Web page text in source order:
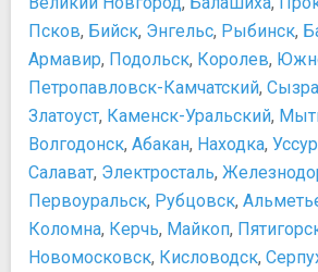
Музей русской водки
Музей Фаберже
Музей-квартира А. С. Пушкина
Музей-квартира А.А. Блока
Музей-квартира А.И. Куинджи
Музей-квартира Н. А. Некрасова
Музей-квартира Н. А. Римского-
Музей-усадьба И.Е.Репина "Пенаты"
Музейный комплекс "Вселенная
График разводки мостов 2016
Как добраться до Пулково?
О парковках в центре города
О транспорте
Приложения для заказа такси
Самое глубокое метро в России
Схема метро со временем ходьбы
Безопасность
В темное время суток лучше
Не выставляйте на показ ценную
Псков, Бийск, Энгельс, Рыбинск,
Армавир, Подольск, Королев,
Петропавловск-Камчатский,
Златоуст, Каменск-Уральский,
Волгодонск, Абакан, Находка,
Салават, Электросталь,
Первоуральск, Рубцовск,
Коломна, Керчь, Майкоп,
Новомосковск, Кисловодск,